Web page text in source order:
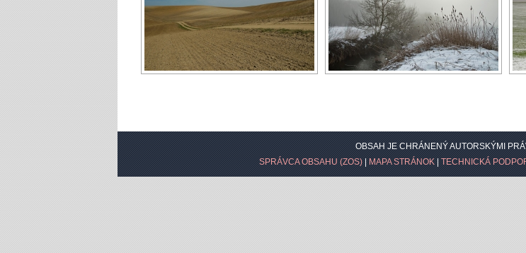
OBSAH JE CHRÁNENÝ AUTORSKÝMI
SPRÁVCA OBSAHU (ZOS)
MAPA STRÁNOK TECHNICKÁ